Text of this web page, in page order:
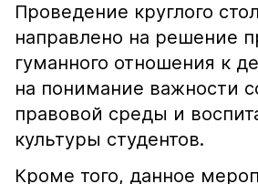
Проведение круглого
направлено на решение
гуманного отношения к
на понимание важности
правовой среды и
культуры студентов.
Кроме того, данное